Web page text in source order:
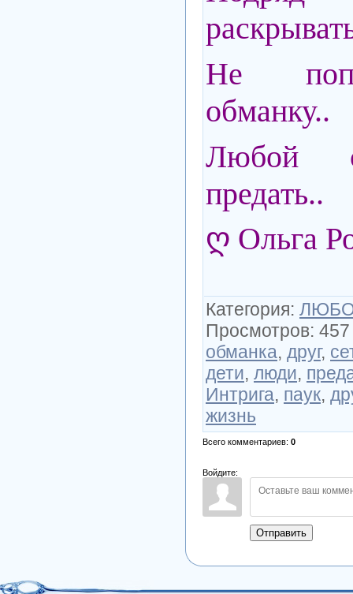
Не
обманку..
Любой
предать..
ღ Ольга
Категория:
Просмотров: 457
обманка, друг,
дети, люди,
Интрига, паук,
жизнь
Всего комментариев: 0
Войдите:
Отправить